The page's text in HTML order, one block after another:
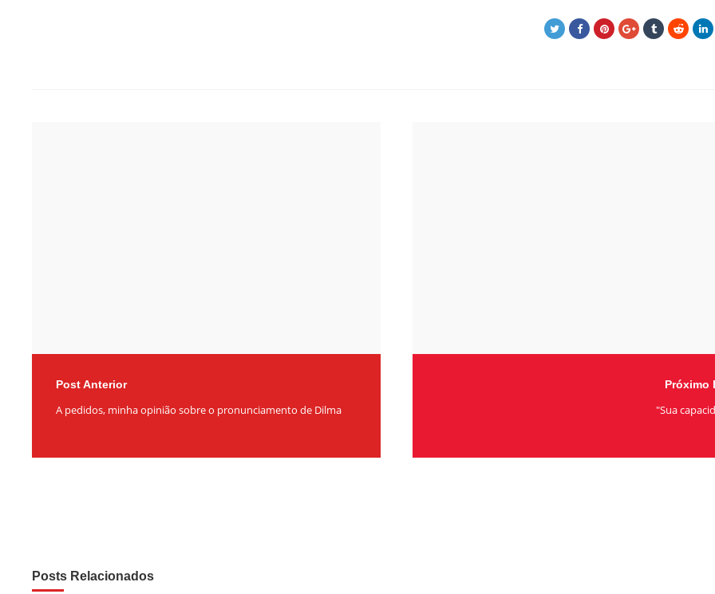
Post Anterior
A pedidos, minha opinião sobre o pronunciamento de Dilma
Próximo
"Sua
Posts Relacionados